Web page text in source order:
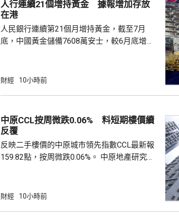
力整合為Genius Agent，能調度專家技能與真
實實驗和基礎設施，完成真正的科研項目，並
已...
人行連續21個增持黃金 據報增加存放
在港
人民銀行連續第21個月增持黃金，截至7月
底，中國黃金儲備7608萬安士，較6月底增加
金，將可助力支持香港成為主要的黃金交易中
港增加黃金存儲，預料趨勢持續。 香港上月啟
動試運行的黃金清算系統。人行行長潘功勝在
啟動儀式表示，將繼續提高國...
財經 10小時前
中原CCL按周微跌0.06% 料短期樓價續
反覆
反映二手樓價的中原城市領先指數CCL最新報
159.82點，按周微跌0.06%。 中原地產研究部
強硬，造成拉鋸局面，致成交量減少，樓價出
財經 10小時前